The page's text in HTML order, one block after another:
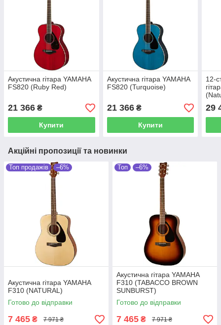
Акустична гітара YAMAHA
FS820 (Ruby Red)
21 366 ₴
Купити
Акустична гітара YAMAHA
FS820 (Turquoise)
21 366₴
Купити
12-
29
Акційні пропозиції та новинки
Топ продажів –6%
Акустична гітара YAMAHA
F310 (NATURAL)
Готово до відправки
7 465 ₴ 7 971 ₴
Топ –6%
Акустична гітара YAMAHA
F310 (TABACCO BROWN
SUNBURST)
Готово до відправки
7 465 ₴ 7 971 ₴